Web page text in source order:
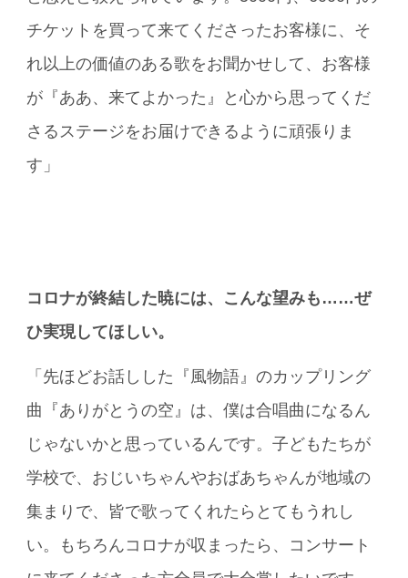
チケットを買って来てくださったお客様に、そ
れ以上の価値のある歌をお聞かせして、お客様
が『ああ、来てよかった』と心から思ってくだ
さるステージをお届けできるように頑張りま
す」
コロナが終結した暁には、こんな望みも……ぜ
ひ実現してほしい。
「先ほどお話しした『風物語』のカップリング
曲『ありがとうの空』は、僕は合唱曲になるん
じゃないかと思っているんです。子どもたちが
学校で、おじいちゃんやおばあちゃんが地域の
集まりで、皆で歌ってくれたらとてもうれし
い。もちろんコロナが収まったら、コンサート